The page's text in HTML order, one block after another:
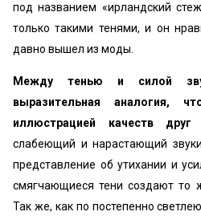
под названием «ирландский
только такими тенями, и он
давно вышел из моды.
Между тенью и силой
выразительная аналогия,
иллюстрацией качеств
слабеющий и нарастающий
представление об утихании и
смягчающиеся тени создают то
Так же, как по постепенно